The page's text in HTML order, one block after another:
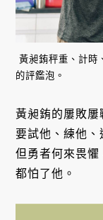
黃昶銪秤重、計時
的評鑑泡。
黃昶銪的屢敗
要試他、練他、
但勇者何來畏
都怕了他。